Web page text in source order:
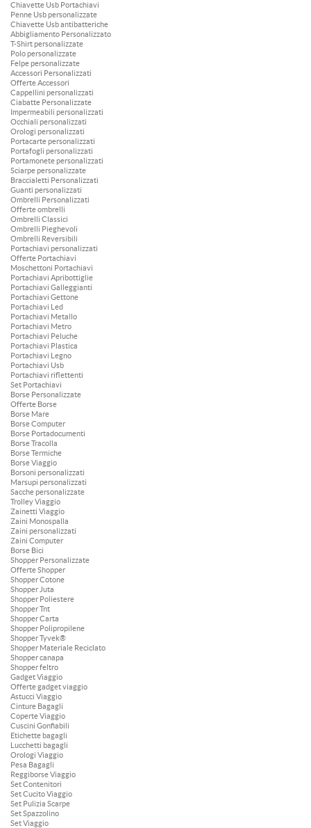
Chiavette Usb Portachiavi
Penne Usb personalizzate
Chiavette Usb antibatteriche
Abbigliamento Personalizzato
T-Shirt personalizzate
Polo personalizzate
Felpe personalizzate
Accessori Personalizzati
Offerte Accessori
Cappellini personalizzati
Ciabatte Personalizzate
Impermeabili personalizzati
Occhiali personalizzati
Orologi personalizzati
Portacarte personalizzati
Portafogli personalizzati
Portamonete personalizzati
Sciarpe personalizzate
Braccialetti Personalizzati
Guanti personalizzati
Ombrelli Personalizzati
Offerte ombrelli
Ombrelli Classici
Ombrelli Pieghevoli
Ombrelli Reversibili
Portachiavi personalizzati
Offerte Portachiavi
Moschettoni Portachiavi
Portachiavi Apribottiglie
Portachiavi Galleggianti
Portachiavi Gettone
Portachiavi Led
Portachiavi Metallo
Portachiavi Metro
Portachiavi Peluche
Portachiavi Plastica
Portachiavi Legno
Portachiavi Usb
Portachiavi riflettenti
Set Portachiavi
Borse Personalizzate
Offerte Borse
Borse Mare
Borse Computer
Borse Portadocumenti
Borse Tracolla
Borse Termiche
Borse Viaggio
Borsoni personalizzati
Marsupi personalizzati
Sacche personalizzate
Trolley Viaggio
Zainetti Viaggio
Zaini Monospalla
Zaini personalizzati
Zaini Computer
Borse Bici
Shopper Personalizzate
Offerte Shopper
Shopper Cotone
Shopper Juta
Shopper Poliestere
Shopper Tnt
Shopper Carta
Shopper Polipropilene
Shopper Tyvek®
Shopper Materiale Reciclato
Shopper canapa
Shopper feltro
Gadget Viaggio
Offerte gadget viaggio
Astucci Viaggio
Cinture Bagagli
Coperte Viaggio
Cuscini Gonfiabili
Etichette bagagli
Lucchetti bagagli
Orologi Viaggio
Pesa Bagagli
Reggiborse Viaggio
Set Contenitori
Set Cucito Viaggio
Set Pulizia Scarpe
Set Spazzolino
Set Viaggio